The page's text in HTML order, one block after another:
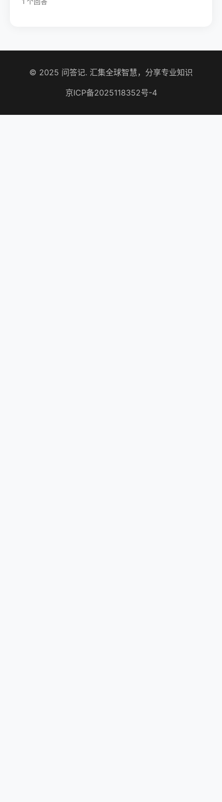
© 2025 问答记. 汇集全球智慧，分享专业知识
京ICP备2025118352号-4